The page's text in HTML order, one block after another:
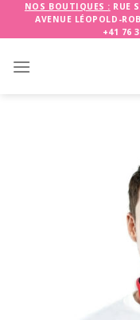
NOS BOUTIQUES : RUE
AVENUE LÉOPOLD-
+41 76